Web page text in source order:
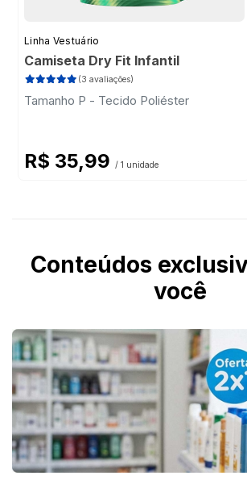
Linha Vestuário
Camiseta Dry Fit Infantil
(3 avaliações)
Tamanho P - Tecido Poliéster
R$ 35,99 / 1 unidade
Conteúdos
você